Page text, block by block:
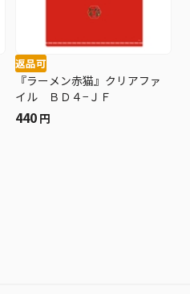
返品可
『ラーメン赤猫』クリアファ
イル ＢＤ４−ＪＦ
440 円